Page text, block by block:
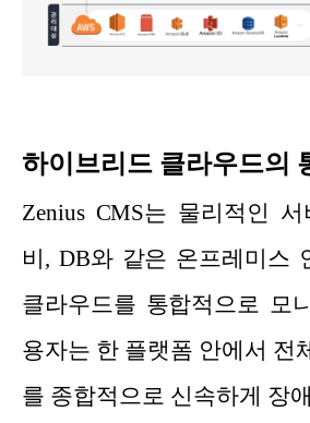
하이브리드 클라우드의
Zenius CMS는 물리적인
비, DB와 같은 온프레미스
클라우드를 통합적으로 모
용자는 한 플랫폼 안에서 전
를 종합적으로 신속하게 장